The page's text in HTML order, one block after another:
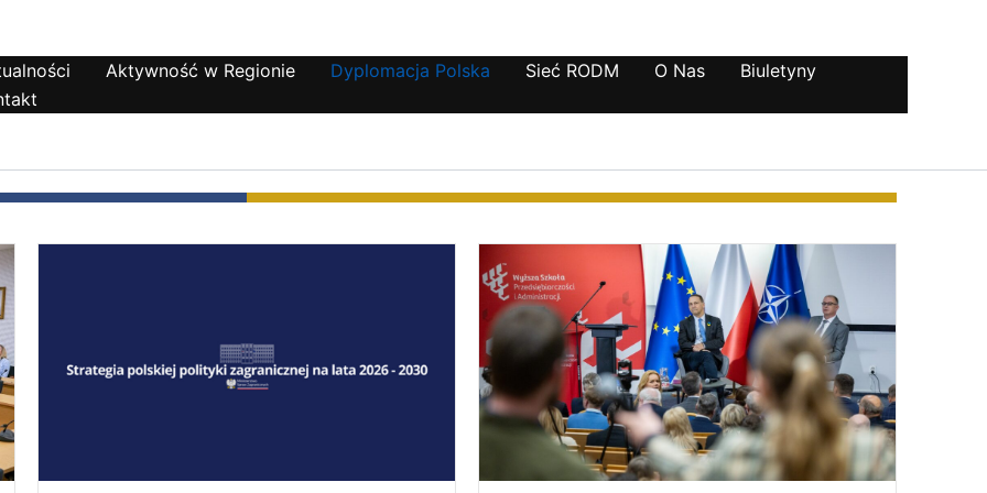
Aktywność w Regionie Dyplomacja Polska Sieć RODM O Nas
Biuletyny